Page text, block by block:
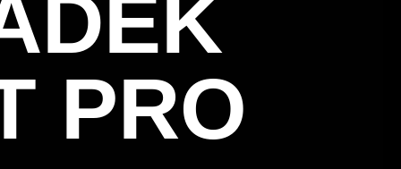
PRO